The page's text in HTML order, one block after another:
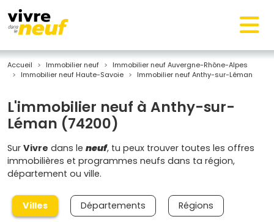
Accueil Immobilier neuf
Immobilier neuf Auvergne-Rhône-Alpes
Immobilier neuf Haute-Savoie
Immobilier neuf Anthy-sur-Léman
L'immobilier neuf à Anthy-sur-
Léman (74200)
Sur Vivre dans le neuf, tu peux trouver toutes les offres
immobilières et programmes neufs dans ta région,
département ou ville.
Villes Départements Régions